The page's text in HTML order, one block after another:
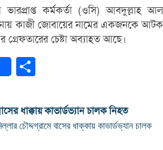
ভারপ্রাপ্ত কর্মকর্তা (ওসি) আবদুল্লাহ আল
কাজী জোবায়ের নামের একজনকে আটক
চেষ্টা অব্যাহত আছে।
ধাক্কায় কাভার্ডভ্যান চালক নিহত
চৌদ্দগ্রামে বাসের ধাক্কায় কাভার্ডভ্যান চালক